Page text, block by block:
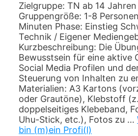
Zielgruppe: TN ab 14 Jahren
Gruppengröße: 1-8
Minuten Phase: Einstieg
Technik / Eigener
Kurzbeschreibung: Die
Bewusstsein für eine aktive
Social Media Profilen und
Steuerung von Inhalten zu
Materialien: A3 Kartons
oder Grautöne), Klebstoff
doppelseitiges Klebeband,
Uhu-Stick, etc.), Fotos zu …
bin (m)ein Profi(l)